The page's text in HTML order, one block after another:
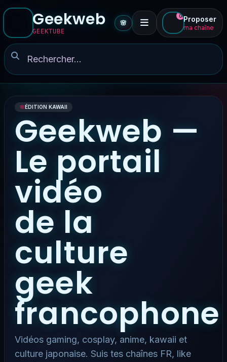
Geekweb
GEEKTUBE
🌸
0 Proposer
ma chaîne
🌸ÉDITION KAWAII
Geekweb —
Le portail
vidéo
de la
culture
geek
francophone
Vidéos gaming, cosplay, anime, kawaii et
culture japonaise. Suis tes chaînes FR, like